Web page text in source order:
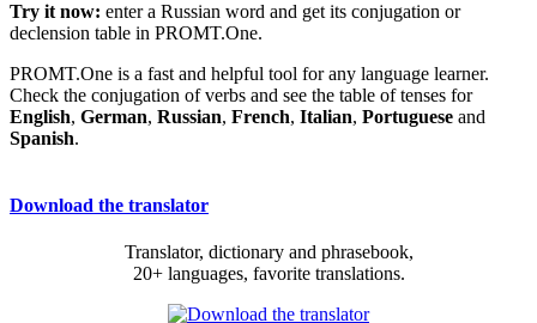
Try it now: enter a Russian word and get its conjugation or
declension table in PROMT.One.
PROMT.One is a fast and helpful tool for any language learner.
Check the conjugation of verbs and see the table of tenses for
English, German, Russian, French, Italian, Portuguese and
Spanish.
Download the translator
Translator, dictionary and phrasebook,
20+ languages, favorite translations.